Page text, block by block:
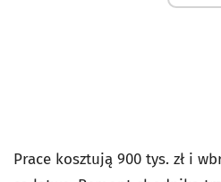
Prace kosztują 900 tys. zł i